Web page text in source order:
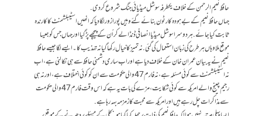
حافظ نعیم الرحمن کے خلاف یکطرفہ سوشل میڈیائی جنگ شروع کردی .
جہاں حافظ نعیم کے بےہودہ کارٹون بنائے گئے وہیں پورا زور لگا دیا کہ انھیں اسٹیبلشمنٹ کا کارندہ
ثابت کیا جائے. ہر دوسرا سوشل میڈیا انصافی ڈنڈا لے کر اُن کے پیچھے پڑ گیا اور جہاں جس کو جیسا
موقع ملا وہاں ہر طرح کی زبان استعمال کی گئی .نہ تمیز کا خیال رکھا گیا نہ تہذیب کا ۔ایسے لگا جیسے حافظ
نعیم نے یہ بیان عمران خان کے خلاف دیا ہے اور اب ساری دشمنی حافظ سے ہی نکالنی ہے، اب
نہ اسٹیبلشمنٹ سے کوئی مسئلہ ہے ،نہ فارم 47 والی حکومت سے ان کو کوئی اختلاف ہے، اور نہ ہی
رجیم چینج والے امریکہ سے کوئی شکایت، مزے کی بات یہ ہے کہ اس وقت فارم 47 والی حکومت
سے مذاکرات چل رہے ہیں اور امریکہ سے محبت کا زمزمہ بہہ رہا ہے.